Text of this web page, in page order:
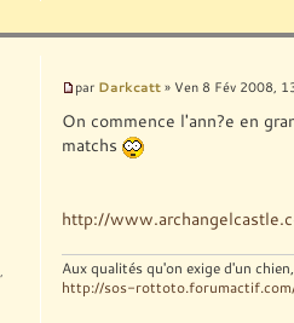
par Darkcatt » Ven 8 Fév 2008,
On commence l'ann?e en
matchs
http://
Aux qualités qu'on exige d'un
http://sos-